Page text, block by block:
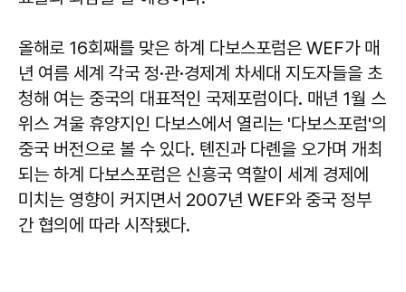
올해로 16회째를 맞은 하계 다보스포럼은 WEF가 매
년 여름 세계 각국 정·관·경제계 차세대 지도자들을 초
청해 여는 중국의 대표적인 국제포럼이다. 매년 1월 스
위스 겨울 휴양지인 다보스에서 열리는 '다보스포럼'의
중국 버전으로 볼 수 있다. 톈진과 다롄을 오가며 개최
되는 하계 다보스포럼은 신흥국 역할이 세계 경제에
미치는 영향이 커지면서 2007년 WEF와 중국 정부
간 협의에 따라 시작됐다.